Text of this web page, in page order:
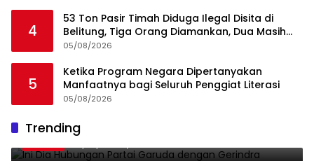
4
53 Ton Pasir Timah Diduga Ilegal Disita di
Belitung, Tiga Orang Diamankan, Dua Masih
Diburu
05/08/2026
5
Ketika Program Negara Dipertanyakan
Manfaatnya bagi Seluruh Penggiat Literasi
05/08/2026
Trending
1
Gerindra
19/02/2018 0